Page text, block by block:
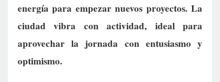
energía para empezar nuevos proyectos. La
ciudad vibra con actividad, ideal para
aprovechar la jornada con entusiasmo y
optimismo.